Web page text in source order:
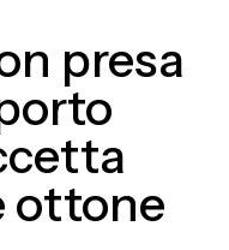
presa
ottone